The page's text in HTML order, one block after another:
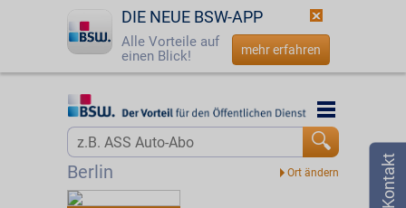
DIE NEUE BSW-APP
Alle Vorteile auf
einen Blick!
mehr erfahren
Startseite
Login
Berlin
Startseite